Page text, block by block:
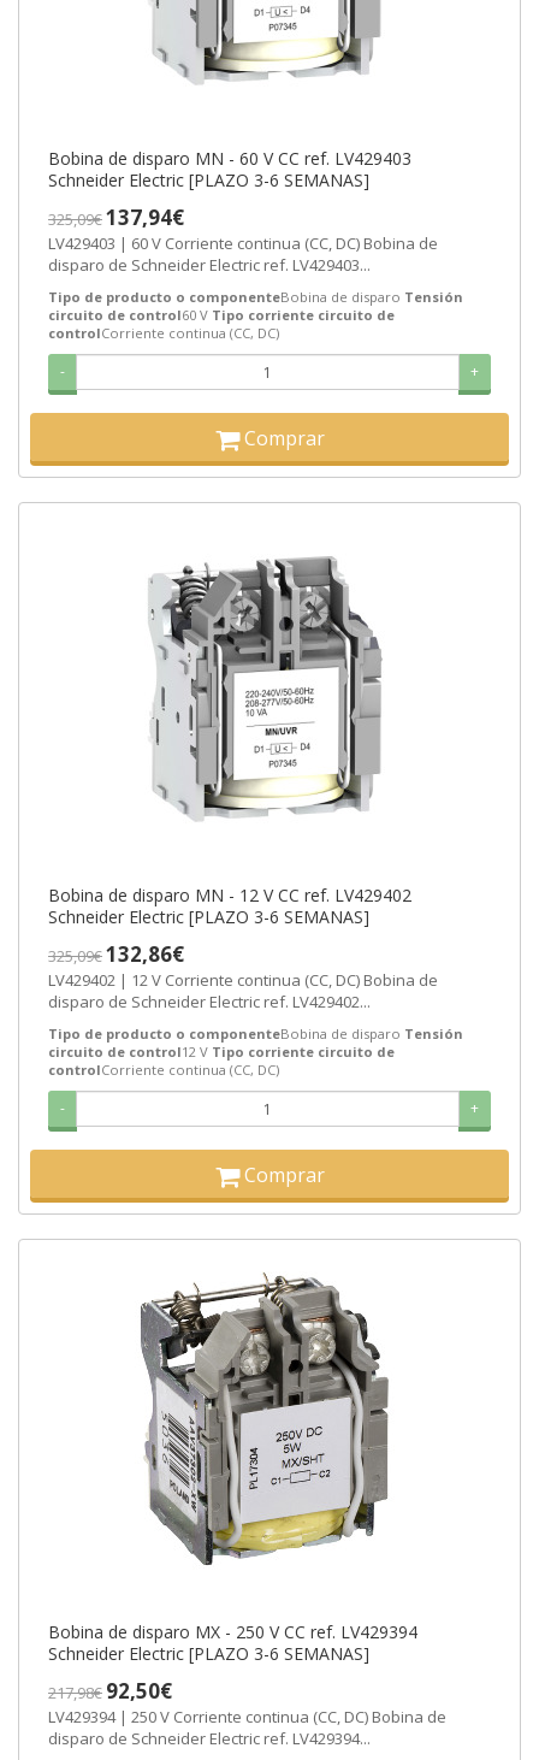
Bobina de disparo MN - 60 V CC ref. LV429403
Schneider Electric [PLAZO 3-6 SEMANAS]
325,09€137,94€
LV429403 | 60 V Corriente continua (CC, DC) Bobina de
disparo de Schneider Electric ref. LV429403...
Tipo de producto o componenteBobina de disparo Tensión
circuito de control60 V Tipo corriente circuito de
controlCorriente continua (CC, DC)
- +
Comprar
Bobina de disparo MN - 12 V CC ref. LV429402
Schneider Electric [PLAZO 3-6 SEMANAS]
325,09€132,86€
LV429402 | 12 V Corriente continua (CC, DC) Bobina de
disparo de Schneider Electric ref. LV429402...
Tipo de producto o componenteBobina de disparo Tensión
circuito de control12 V Tipo corriente circuito de
controlCorriente continua (CC, DC)
- +
Comprar
Bobina de disparo MX - 250 V CC ref. LV429394
Schneider Electric [PLAZO 3-6 SEMANAS]
217,98€ 92,50€
LV429394 | 250 V Corriente continua (CC, DC) Bobina de
disparo de Schneider Electric ref. LV429394...